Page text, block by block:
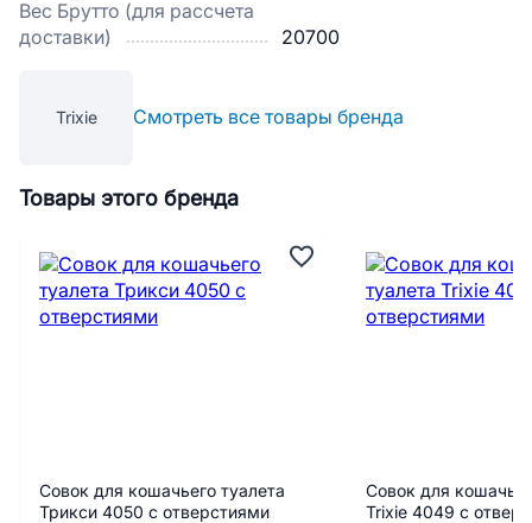
Вес Брутто (для рассчета
доставки)
20700
Trixie Смотреть все товары бренда
Товары этого бренда
Совок для кошачьего туалета
Трикси 4050 с отверстиями
Совок для
Trixie 4049 с